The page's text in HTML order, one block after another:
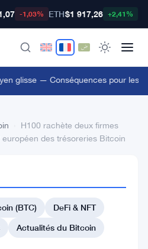
-1,03% ETH$1 917,26 +2,41%
glisse — Conséquences pour les
H100 rachète deux firmes
des trésoreries Bitcoin
(BTC)
DeFi & NFT
Actualités du Bitcoin